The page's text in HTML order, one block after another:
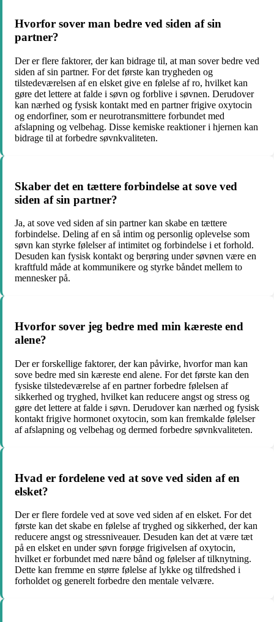
Hvorfor sover man bedre ved siden af sin
partner?
Der er flere faktorer, der kan bidrage til, at man sover bedre ved
siden af sin partner. For det første kan trygheden og
tilstedeværelsen af en elsket give en følelse af ro, hvilket kan
gøre det lettere at falde i søvn og forblive i søvnen. Derudover
kan nærhed og fysisk kontakt med en partner frigive oxytocin
og endorfiner, som er neurotransmittere forbundet med
afslapning og velbehag. Disse kemiske reaktioner i hjernen kan
bidrage til at forbedre søvnkvaliteten.
Skaber det en tættere forbindelse at sove ved
siden af sin partner?
Ja, at sove ved siden af sin partner kan skabe en tættere
forbindelse. Deling af en så intim og personlig oplevelse som
søvn kan styrke følelser af intimitet og forbindelse i et forhold.
Desuden kan fysisk kontakt og berøring under søvnen være en
kraftfuld måde at kommunikere og styrke båndet mellem to
mennesker på.
Hvorfor sover jeg bedre med min kæreste end
alene?
Der er forskellige faktorer, der kan påvirke, hvorfor man kan
sove bedre med sin kæreste end alene. For det første kan den
fysiske tilstedeværelse af en partner forbedre følelsen af
sikkerhed og tryghed, hvilket kan reducere angst og stress og
gøre det lettere at falde i søvn. Derudover kan nærhed og fysisk
kontakt frigive hormonet oxytocin, som kan fremkalde følelser
af afslapning og velbehag og dermed forbedre søvnkvaliteten.
Hvad er fordelene ved at sove ved siden af en
elsket?
Der er flere fordele ved at sove ved siden af en elsket. For det
første kan det skabe en følelse af tryghed og sikkerhed, der kan
reducere angst og stressniveauer. Desuden kan det at være tæt
på en elsket en under søvn forøge frigivelsen af oxytocin,
hvilket er forbundet med nære bånd og følelser af tilknytning.
Dette kan fremme en større følelse af lykke og tilfredshed i
forholdet og generelt forbedre den mentale velvære.